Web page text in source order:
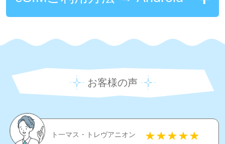
お客様の声
ト一マス・トレヴアニオン